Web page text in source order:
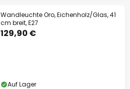
Wandleuchte Oro, Eichenholz/Glas, 41
cm breit, E27
129,90 €
Auf Lager